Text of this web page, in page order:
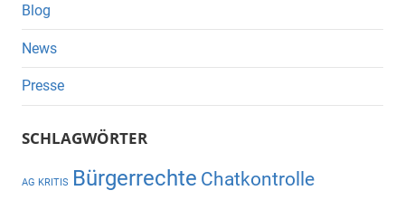
Blog
News
Presse
SCHLAGWÖRTER
AG KRITIS Bürgerrechte Chatkontrolle